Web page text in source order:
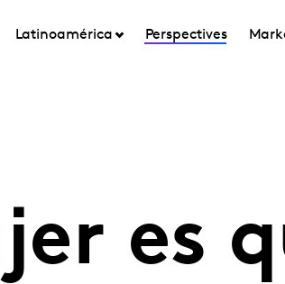
Latinoamérica Perspectives
es